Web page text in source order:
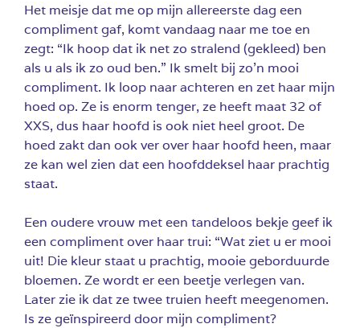
Het meisje dat me op mijn allereerste dag een
compliment gaf, komt vandaag naar me toe en
zegt: “Ik hoop dat ik net zo stralend (gekleed) ben
als u als ik zo oud ben.” Ik smelt bij zo’n mooi
compliment. Ik loop naar achteren en zet haar mijn
hoed op. Ze is enorm tenger, ze heeft maat 32 of
XXS, dus haar hoofd is ook niet heel groot. De
hoed zakt dan ook ver over haar hoofd heen, maar
ze kan wel zien dat een hoofddeksel haar prachtig
staat.
Een oudere vrouw met een tandeloos bekje geef ik
een compliment over haar trui: “Wat ziet u er mooi
uit! Die kleur staat u prachtig, mooie geborduurde
bloemen. Ze wordt er een beetje verlegen van.
Later zie ik dat ze twee truien heeft meegenomen.
Is ze geïnspireerd door mijn compliment?